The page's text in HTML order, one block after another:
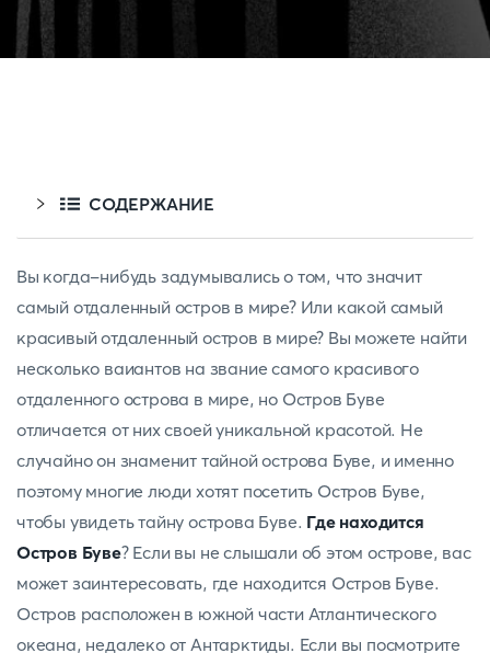
СОДЕРЖАНИЕ
Вы когда-нибудь задумывались о том, что значит
самый отдаленный остров в мире? Или какой самый
красивый отдаленный остров в мире? Вы можете найти
несколько ваиантов на звание самого красивого
отдаленного острова в мире, но Остров Буве
отличается от них своей уникальной красотой. Не
случайно он знаменит тайной острова Буве, и именно
поэтому многие люди хотят посетить Остров Буве,
чтобы увидеть тайну острова Буве. Где находится
Остров Буве? Если вы не слышали об этом острове, вас
может заинтересовать, где находится Остров Буве.
Остров расположен в южной части Атлантического
океана, недалеко от Антарктиды. Если вы посмотрите